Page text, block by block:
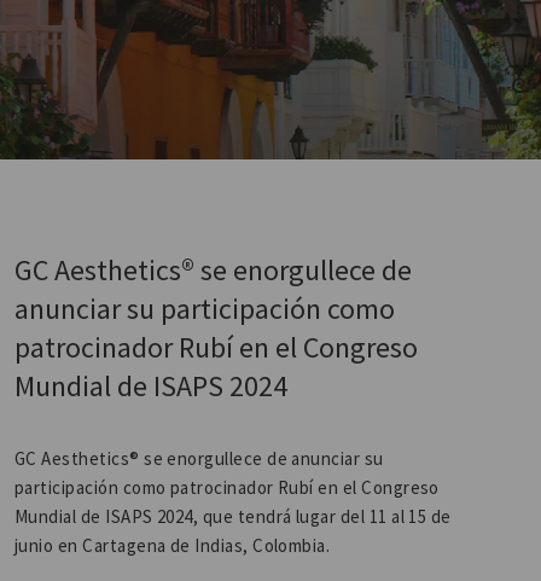
GC Aesthetics® se enorgullece de
anunciar su participación como
patrocinador Rubí en el Congreso
Mundial de ISAPS 2024
GC Aesthetics® se enorgullece de anunciar su
participación como patrocinador Rubí en el Congreso
Mundial de ISAPS 2024, que tendrá lugar del 11 al 15 de
junio en Cartagena de Indias, Colombia.